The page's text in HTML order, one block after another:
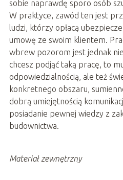
sobie naprawdę sporo osób
W praktyce, zawód ten jest
ludzi, którzy opłacą
umowę ze swoim klientem.
wbrew pozorom jest jednak
chcesz podjąć taką pracę, to
odpowiedzialnością, ale też
konkretnego obszaru,
dobrą umiejętnością
posiadanie pewnej wiedzy z
budownictwa.
Materiał zewnętrzny